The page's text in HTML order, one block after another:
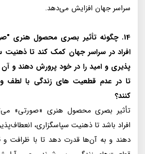
سراسر جهان افزایش می‌دهد.
14. چگونه تأثیر بصری محصول هنری
افراد در سراسر جهان کمک کند تا ذهنیت
پذیری و امید را در خود پرورش دهند و آن
تا در عدم قطعیت های زندگی با لطف و
کنند؟
تأثیر بصری محصول هنری «صورتی»
افراد باشد تا ذهنیت سپاسگزاری،
دهند و به آن‌ها قدرت دهد تا با ظرافت و